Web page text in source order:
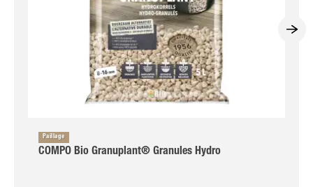
Paillage
COMPO Bio Granuplant® Granules Hydro